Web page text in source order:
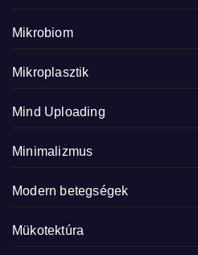
Mikrobiom
Mikroplasztik
Mind Uploading
Minimalizmus
Modern betegségek
Mükotektúra